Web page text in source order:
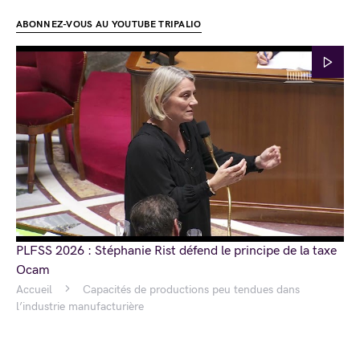
Accueil
Capacités de productions peu tendues dans
l’industrie manufacturière
ABONNEZ-VOUS AU YOUTUBE TRIPALIO
PLFSS 2026 : Stéphanie Rist défend le principe de la taxe
Ocam